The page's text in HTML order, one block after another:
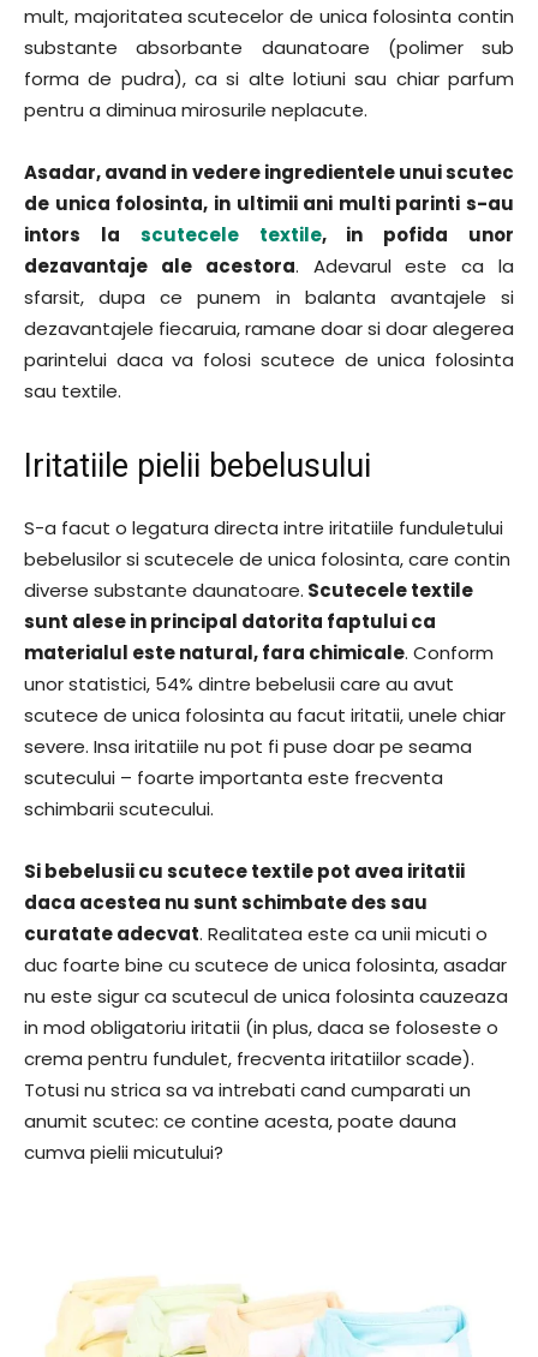
mult, majoritatea scutecelor de unica folosinta contin
substante absorbante daunatoare (polimer sub
forma de pudra), ca si alte lotiuni sau chiar parfum
pentru a diminua mirosurile neplacute.
Asadar, avand in vedere ingredientele unui scutec
de unica folosinta, in ultimii ani multi parinti s-au
intors la scutecele textile, in pofida unor
dezavantaje ale acestora. Adevarul este ca la
sfarsit, dupa ce punem in balanta avantajele si
dezavantajele fiecaruia, ramane doar si doar alegerea
parintelui daca va folosi scutece de unica folosinta
sau textile.
Iritatiile pielii bebelusului
S-a facut o legatura directa intre iritatiile funduletului
bebelusilor si scutecele de unica folosinta, care contin
diverse substante daunatoare. Scutecele textile
sunt alese in principal datorita faptului ca
materialul este natural, fara chimicale. Conform
unor statistici, 54% dintre bebelusii care au avut
scutece de unica folosinta au facut iritatii, unele chiar
severe. Insa iritatiile nu pot fi puse doar pe seama
scutecului – foarte importanta este frecventa
schimbarii scutecului.
Si bebelusii cu scutece textile pot avea iritatii
daca acestea nu sunt schimbate des sau
curatate adecvat. Realitatea este ca unii micuti o
duc foarte bine cu scutece de unica folosinta, asadar
nu este sigur ca scutecul de unica folosinta cauzeaza
in mod obligatoriu iritatii (in plus, daca se foloseste o
crema pentru fundulet, frecventa iritatiilor scade).
Totusi nu strica sa va intrebati cand cumparati un
anumit scutec: ce contine acesta, poate dauna
cumva pielii micutului?